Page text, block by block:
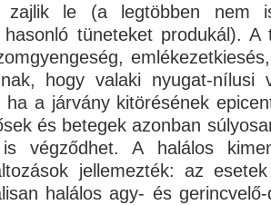
zajlik le (a legtöbben
hasonló tüneteket produkál).
hogy valaki nyugat-nílusi
ha a járvány kitörésének
és betegek azonban
végződhet. A halálos
jellemezték: az
halálos agy- és